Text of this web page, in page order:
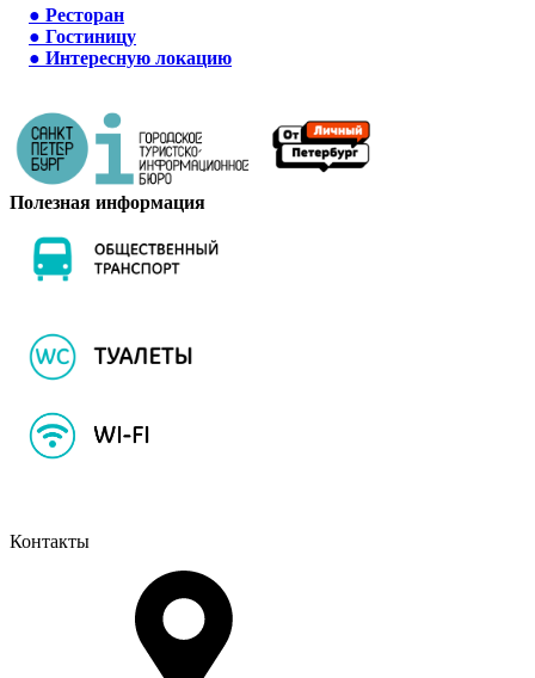
● Ресторан
● Гостиницу
● Интересную локацию
Полезная информация
Контакты